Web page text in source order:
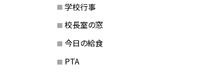
学校行事
校長室の窓
今日の給食
PTA